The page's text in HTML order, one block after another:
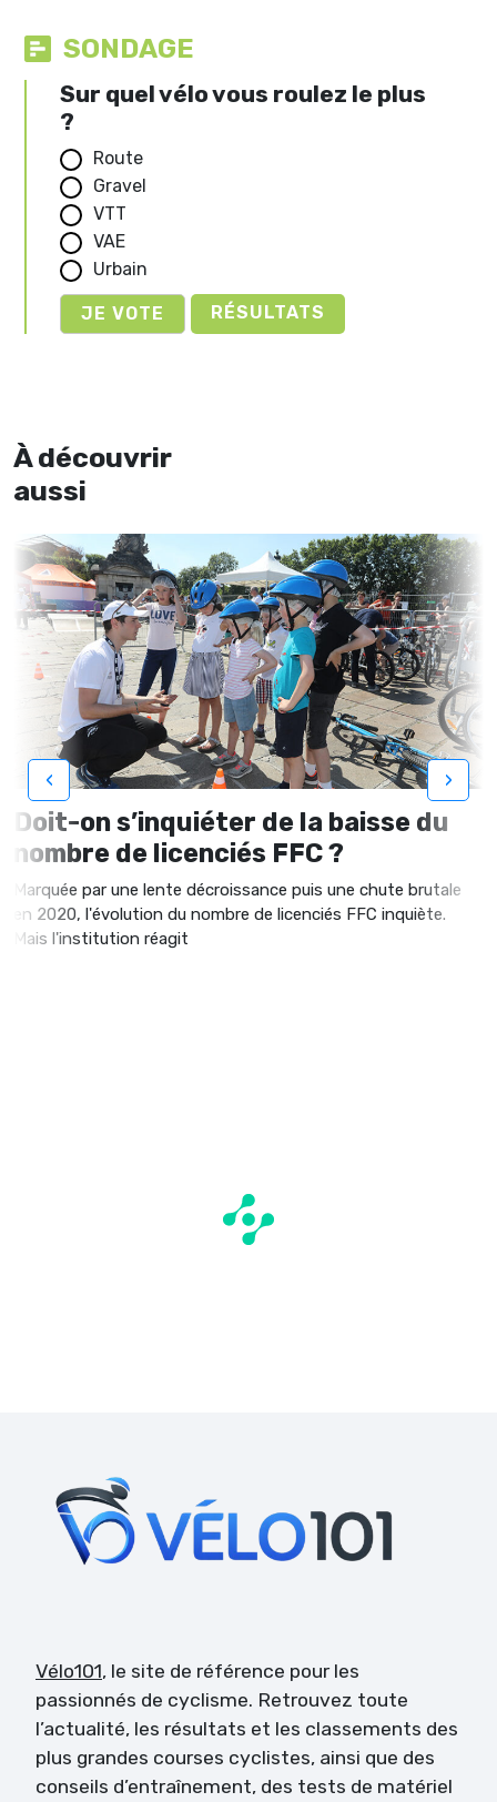
SONDAGE
Sur quel vélo vous roulez le plus
?
Route
Gravel
VTT
VAE
Urbain
RÉSULTATS
À découvrir
aussi
Doit-on s’inquiéter de la baisse du
nombre de licenciés FFC ?
Marquée par une lente décroissance puis une chute brutale
en 2020, l'évolution du nombre de licenciés FFC inquiète.
Mais l'institution réagit
‹ ›
Vélo101, le site de référence pour les
passionnés de cyclisme. Retrouvez toute
l’actualité, les résultats et les classements des
plus grandes courses cyclistes, ainsi que des
conseils d’entraînement, des tests de matériel